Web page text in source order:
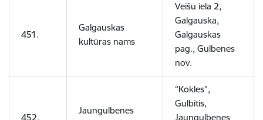
451.
Galgauskas
kultūras nams
Veišu iela 2,
Galgauska,
Galgauskas
pag., Gulbenes
nov.
452.
Jaungulbenes
“Kokles”,
Gulbītis,
Jaungulbenes